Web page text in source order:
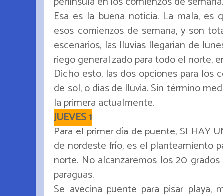
Esa es la buena noticia. La mala, es
esos comienzos de semana, y son
escenarios, las lluvias llegarían de
riego generalizado para todo el norte,
Dicho esto, las dos opciones para los
de sol, o días de lluvia. Sin término
la primera actualmente.
JUEVES 1
Para el primer día de puente, SI HAY
de nordeste frío, es el planteamiento
norte. No alcanzaremos los 20
paraguas.
Se avecina puente para pisar playa,